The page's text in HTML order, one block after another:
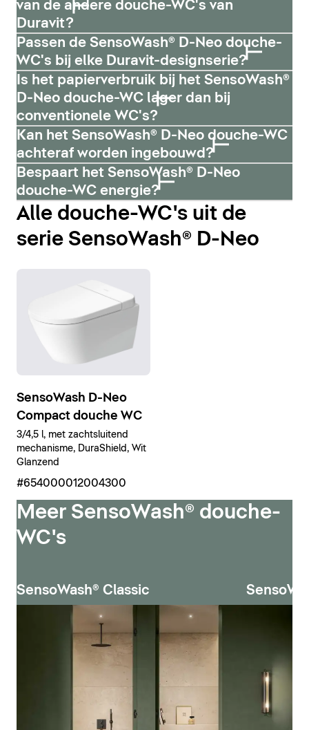
van de andere douche-WC's van
Duravit?
Passen de SensoWash® D-Neo douche-
WC's bij elke Duravit-designserie?
Is het papierverbruik bij het SensoWash®
D-Neo douche-WC lager dan bij
conventionele WC's?
Kan het SensoWash® D-Neo douche-WC
achteraf worden ingebouwd?
Bespaart het SensoWash® D-Neo
douche-WC energie?
Alle douche-WC's uit de
serie SensoWash® D-Neo
SensoWash D-Neo
Compact douche WC
3/4,5 l, met zachtsluitend
mechanisme, DuraShield, Wit
Glanzend
#654000012004300
Meer SensoWash® douche-
WC's
SensoWash® Classic